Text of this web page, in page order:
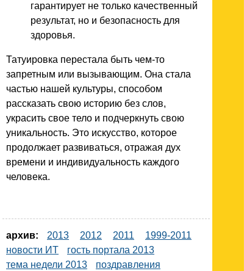
гарантирует не только качественный
результат, но и безопасность для
здоровья.
Татуировка перестала быть чем-то
запретным или вызывающим. Она стала
частью нашей культуры, способом
рассказать свою историю без слов,
украсить свое тело и подчеркнуть свою
уникальность. Это искусство, которое
продолжает развиваться, отражая дух
времени и индивидуальность каждого
человека.
архив: 2013 2012 2011
1999-2011
новости ИТ
гость портала 2013
тема недели 2013
поздравления